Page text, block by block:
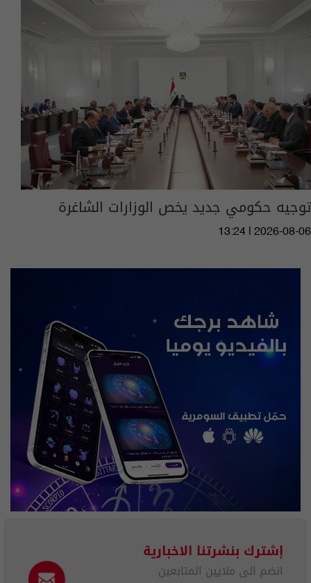
توجيه حكومي جديد يخص الوزارات الشاغرة
13:24 | 2026-08-06
إشترك بنشرتنا الاخبارية
انضم الى ملايين المتابعين